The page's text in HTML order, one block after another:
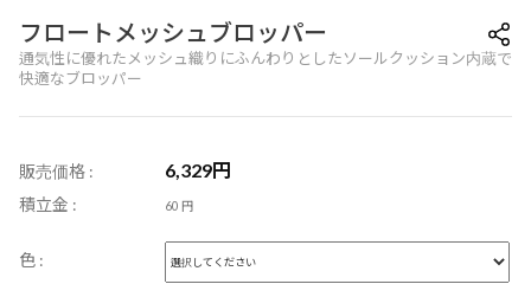
フロートメッシュブロッパー
通気性に優れたメッシュ織りにふんわりとしたソールクッション内蔵で
快適なブロッパー
販売価格 : 6,329円
積立金 : 60 円
色 :